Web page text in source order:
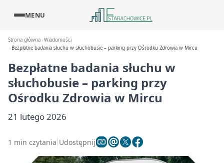
MENU
Strona główna Wiadomości
Bezpłatne badania słuchu w słuchobusie – parking przy Ośrodku Zdrowia w Mircu
Bezpłatne badania słuchu w
słuchobusie – parking przy
Ośrodku Zdrowia w Mircu
21 lutego 2026
1 min czytania Udostępnij